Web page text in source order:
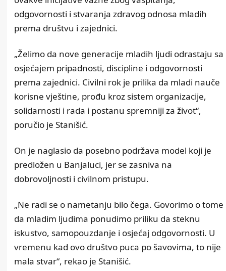
odgovornosti i stvaranja zdravog odnosa mladih
prema društvu i zajednici.
„Želimo da nove generacije mladih ljudi odrastaju sa
osjećajem pripadnosti, discipline i odgovornosti
prema zajednici. Civilni rok je prilika da mladi nauče
korisne vještine, prođu kroz sistem organizacije,
solidarnosti i rada i postanu spremniji za život“,
poručio je Stanišić.
On je naglasio da posebno podržava model koji je
predložen u Banjaluci, jer se zasniva na
dobrovoljnosti i civilnom pristupu.
„Ne radi se o nametanju bilo čega. Govorimo o tome
da mladim ljudima ponudimo priliku da steknu
iskustvo, samopouzdanje i osjećaj odgovornosti. U
vremenu kad ovo društvo puca po šavovima, to nije
mala stvar“, rekao je Stanišić.